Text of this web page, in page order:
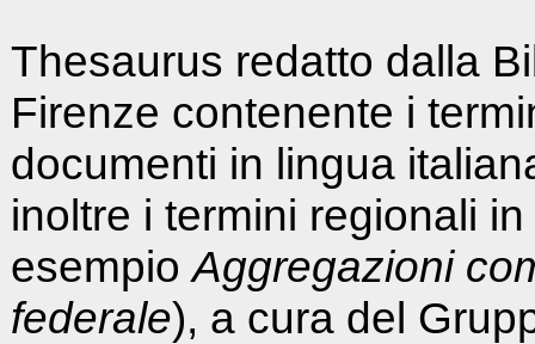
Thesaurus redatto dalla
Firenze contenente i
documenti in lingua
inoltre i termini regionali
esempioAggregazioni
federale), a cura del